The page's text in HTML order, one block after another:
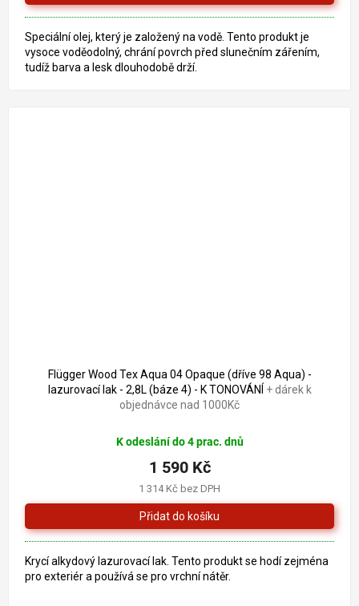
Speciální olej, který je založený na vodě. Tento produkt je
vysoce voděodolný, chrání povrch před slunečním zářením,
tudíž barva a lesk dlouhodobě drží.
Flügger Wood Tex Aqua 04 Opaque (dříve 98 Aqua) -
lazurovací lak - 2,8L (báze 4) - K TONOVÁNÍ + dárek k
objednávce nad 1000Kč
K odeslání do 4 prac. dnů
1 314 Kč bez DPH
1 590 Kč
Krycí alkydový lazurovací lak. Tento produkt se hodí zejména
pro exteriér a používá se pro vrchní nátěr.